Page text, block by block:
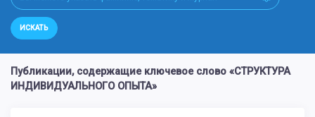
ИСКАТЬ
Публикации, содержащие ключевое слово «СТРУКТУРА
ИНДИВИДУАЛЬНОГО ОПЫТА»